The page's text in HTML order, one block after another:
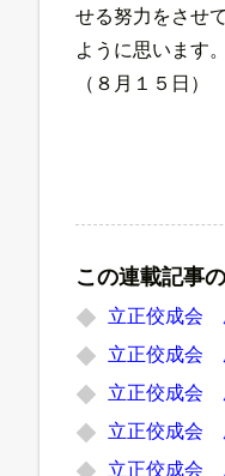
せる努力をさせ
ように思います。
（８月１５日）
この連載記事
立正佼成会
立正佼成会
立正佼成会
立正佼成会
立正佼成会